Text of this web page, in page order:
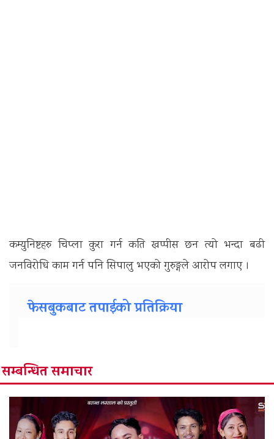
कम्युनिष्टहरु चिप्ला कुरा गर्न कति खप्पीस छन त्यो भन्दा बढी
जनविरोधि काम गर्न पनि सिपालु भएको गुरुङ्गले आरोप लगाए ।
फेसबुकबाट तपाईको प्रतिक्रिया
सम्बन्धित समाचार